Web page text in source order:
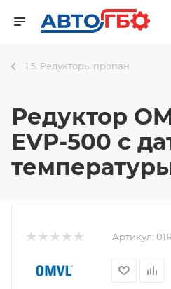
1.5. Редукторы пропан
Редуктор
EVP-500 с
Артикул: